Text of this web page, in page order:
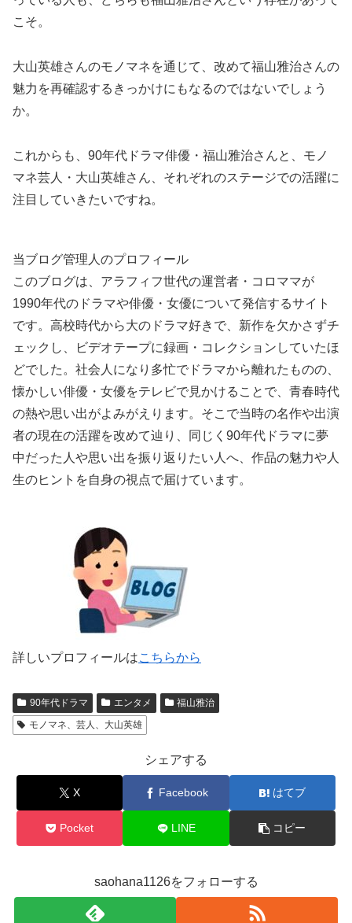
こそ。
大山英雄さんのモノマネを通じて、改めて福山雅治さんの
魅力を再確認するきっかけにもなるのではないでしょう
か。
これからも、90年代ドラマ俳優・福山雅治さんと、モノ
マネ芸人・大山英雄さん、それぞれのステージでの活躍に
注目していきたいですね。
当ブログ管理人のプロフィール
このブログは、アラフィフ世代の運営者・コロママが
1990年代のドラマや俳優・女優について発信するサイト
です。高校時代から大のドラマ好きで、新作を欠かさずチ
ェックし、ビデオテープに録画・コレクションしていたほ
どでした。社会人になり多忙でドラマから離れたものの、
懐かしい俳優・女優をテレビで見かけることで、青春時代
の熱や思い出がよみがえります。そこで当時の名作や出演
者の現在の活躍を改めて辿り、同じく90年代ドラマに夢
中だった人や思い出を振り返りたい人へ、作品の魅力や人
生のヒントを自身の視点で届けています。
詳しいプロフィールはこちらから
90年代ドラマ エンタメ
福山雅治
モノマネ、芸人、大山英雄
シェアする
X Facebook はてブ
Pocket LINE コピー
saohana1126をフォローする